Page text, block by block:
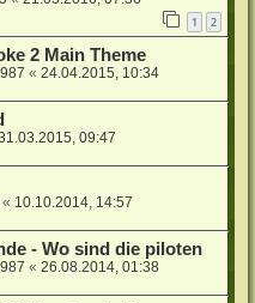
1 2
2 Main Theme
«24.04.2015, 10:34
09:47
« 10.10.2014, 14:57
- Wo sind die piloten
«26.08.2014, 01:38